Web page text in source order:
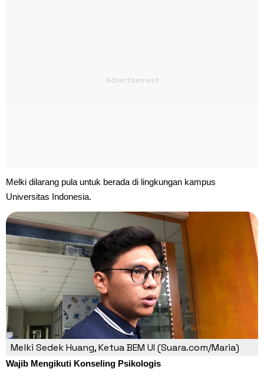
Melki dilarang pula untuk berada di lingkungan kampus
Universitas Indonesia.
Melki Sedek Huang, Ketua BEM UI (Suara.com/Maria)
Wajib Mengikuti Konseling Psikologis